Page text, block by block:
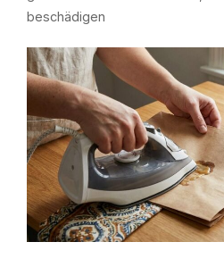
beschädigen